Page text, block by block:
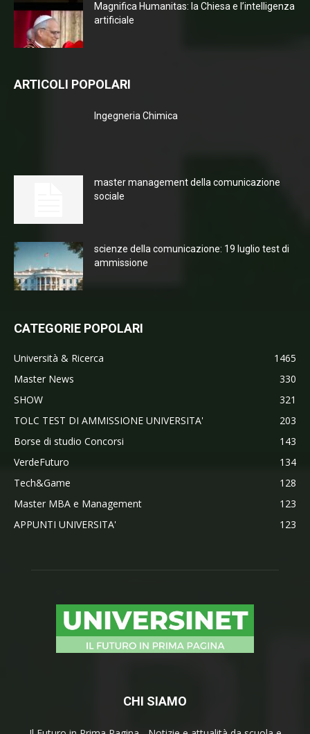
Magnifica Humanitas: la Chiesa e l’intelligenza
artificiale
ARTICOLI POPOLARI
Ingegneria Chimica
master management della comunicazione
sociale
scienze della comunicazione: 19 luglio test di
ammissione
CATEGORIE POPOLARI
Università & Ricerca
1465
Master News
330
SHOW
321
TOLC TEST DI AMMISSIONE UNIVERSITA'
203
Borse di studio Concorsi
143
VerdeFuturo
134
Tech&Game
128
Master MBA e Management
123
APPUNTI UNIVERSITA'
123
CHI SIAMO